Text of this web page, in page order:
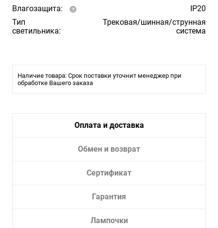
Влагозащита:
IP20
Тип
светильника:
Трековая/шинная/струнная
система
Наличие товара: Срок поставки уточнит менеджер при
обработке Вашего заказа
Оплата и доставка
Обмен и возврат
Сертификат
Гарантия
Лампочки